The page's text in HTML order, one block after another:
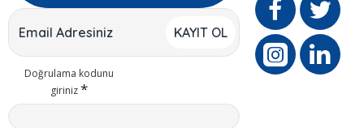
KAYIT OL
Doğrulama kodunu
giriniz